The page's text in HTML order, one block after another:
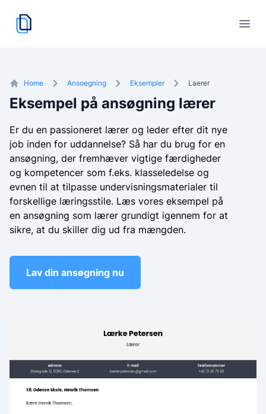
cvskaber.dk
Åbn
Home Ansoegning Eksempler Laerer
Eksempel på ansøgning lærer
Er du en passioneret lærer og leder efter dit nye
job inden for uddannelse? Så har du brug for en
ansøgning, der fremhæver vigtige færdigheder
og kompetencer som f.eks. klasseledelse og
evnen til at tilpasse undervisningsmaterialer til
forskellige læringsstile. Læs vores eksempel på
en ansøgning som lærer grundigt igennem for at
sikre, at du skiller dig ud fra mængden.
Lav din ansøgning nu